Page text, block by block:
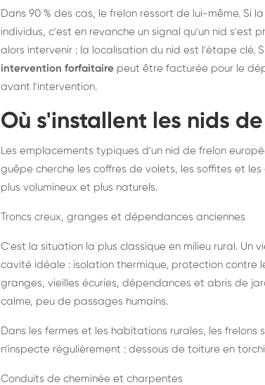
Dans 90 % des cas, le frelon ressort de lui-même. Si
individus, c'est en revanche un signal qu'un nid s'est
alors intervenir : la localisation du nid est l'étape clé.
intervention forfaitaire peut être facturée pour le
avant l'intervention.
Où s'installent les nids
Les emplacements typiques d'un nid de frelon
guêpe cherche les coffres de volets, les soffites et
plus volumineux et plus naturels.
Troncs creux, granges et dépendances anciennes
C'est la situation la plus classique en milieu rural. Un
cavité idéale : isolation thermique, protection contre
granges, vieilles écuries, dépendances et abris de
calme, peu de passages humains.
Dans les fermes et les habitations rurales, les
n'inspecte régulièrement : dessous de toiture en
Conduits de cheminée et charpentes